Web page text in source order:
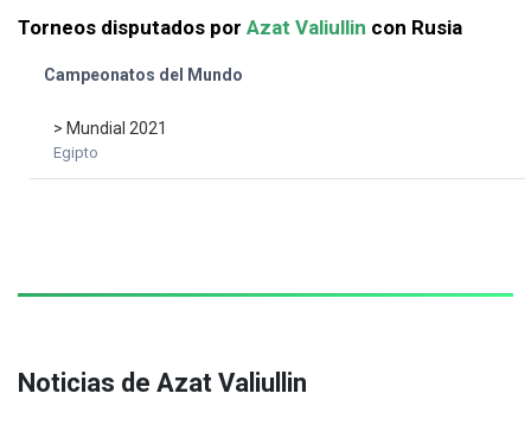
Torneos disputados por Azat Valiullin con Rusia
Campeonatos del Mundo
> Mundial 2021
Egipto
Noticias de Azat Valiullin